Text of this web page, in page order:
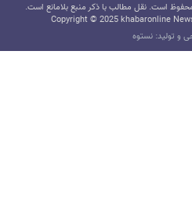
است. نقل مطالب با ذکر منبع بلامانع است.
Copyright © 2025 khabaronline
و تولید: نستوه